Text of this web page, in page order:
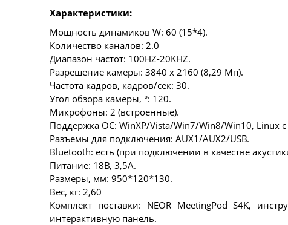
Характеристики:
Мощность динамиков W: 60 (15*4).
Количество каналов: 2.0
Диапазон частот: 100HZ-20KHZ.
Разрешение камеры: 3840 х 2160 (8,29 Мп).
Частота кадров, кадров/сек: 30.
Угол обзора камеры, °: 120.
Микрофоны: 2 (встроенные).
Поддержка ОС: WinXP/Vista/Win7/Win8/Win10, Linux
Разъемы для подключения: AUX1/AUX2/USB.
Bluetooth: есть (при подключении в качестве
Питание: 18В, 3,5А.
Размеры, мм: 950*120*130.
Вес, кг: 2,60
Комплект поставки: NEOR MeetingPod S4K,
интерактивную панель.